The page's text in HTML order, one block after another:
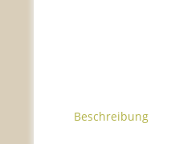
Beschreibung